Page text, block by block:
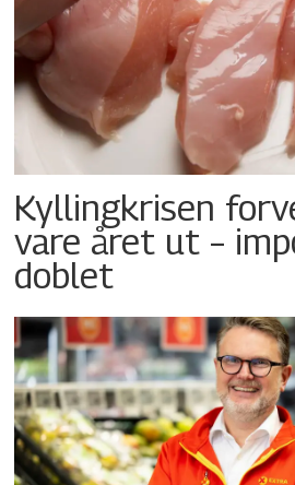
Kyllingkrisen
vare året ut –
doblet